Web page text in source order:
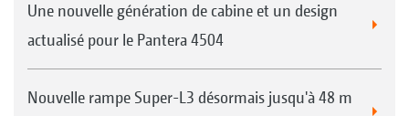
Une nouvelle génération de cabine et un design
actualisé pour le Pantera 4504
Nouvelle rampe Super-L3 désormais jusqu'à 48 m